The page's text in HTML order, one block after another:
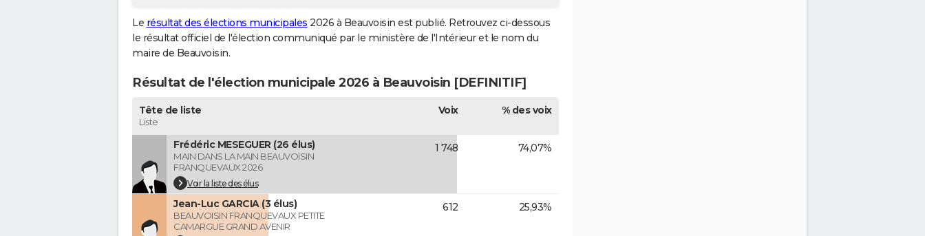
Le résultat des élections municipales 2026 à Beauvoisin est publié. Retrouvez ci-dessous
le résultat officiel de l'élection communiqué par le ministère de l'Intérieur et le nom du
maire de Beauvoisin.
Résultat de l'élection municipale 2026 à Beauvoisin [DEFINITIF]
Tête de liste
Liste
Voix % des voix
Frédéric MESEGUER (26 élus)
MAIN DANS LA MAIN BEAUVOISIN
FRANQUEVAUX 2026
Voir la liste des élus
1 748 74,07%
Jean-Luc GARCIA (3 élus)
BEAUVOISIN FRANQUEVAUX PETITE
CAMARGUE GRAND AVENIR
612 25,93%